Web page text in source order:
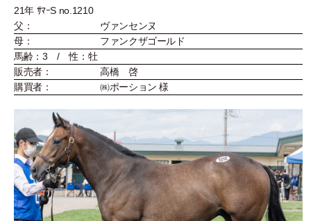
21年 ｻﾏｰS no.1210
父：
ヴァンセンヌ
母：
ファンクザゴールド
馬齢：3 / 性：牡
販売者：
高橋 啓
購買者：
㈱ポーション 様